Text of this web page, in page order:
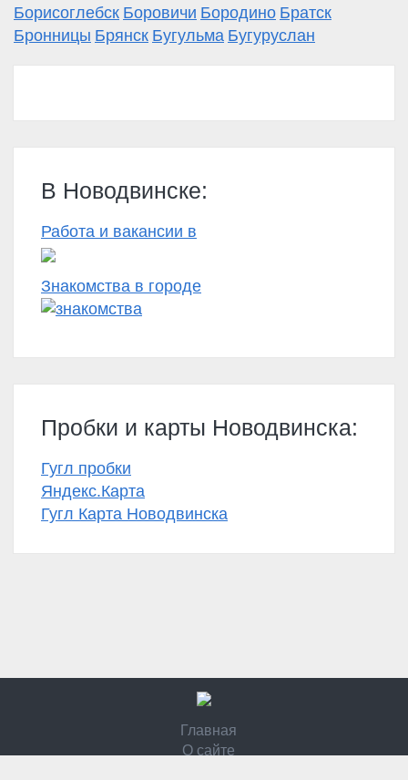
Борисоглебск Боровичи Бородино Братск
Бронницы Брянск Бугульма Бугуруслан
В Новодвинске:
Работа и вакансии в
Знакомства в городе
Пробки и карты Новодвинска:
Гугл пробки
Яндекс.Карта
Гугл Карта Новодвинска
Главная
О сайте